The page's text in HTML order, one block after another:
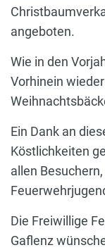
angeboten.
Wie in den
Vorhinein
Ein Dank an
Köstlichkeiten
allen
Die Freiwillige
Gaflenz